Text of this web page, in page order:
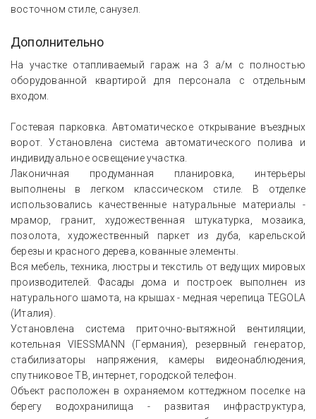
восточном стиле, санузел.
Дополнительно
На участке отапливаемый гараж на 3 а/м с полностью
оборудованной квартирой для персонала с отдельным
входом.
Гостевая парковка. Автоматическое открывание въездных
ворот. Установлена система автоматического полива и
индивидуальное освещение участка.
Лаконичная продуманная планировка, интерьеры
выполнены в легком классическом стиле. В отделке
использовались качественные натуральные материалы -
мрамор, гранит, художественная штукатурка, мозаика,
позолота, художественный паркет из дуба, карельской
березы и красного дерева, кованные элементы.
Вся мебель, техника, люстры и текстиль от ведущих мировых
производителей. Фасады дома и построек выполнен из
натурального шамота, на крышах - медная черепица TEGOLA
(Италия).
Установлена система приточно-вытяжной вентиляции,
котельная VIESSMANN (Германия), резервный генератор,
стабилизаторы напряжения, камеры видеонаблюдения,
спутниковое ТВ, интернет, городской телефон.
Объект расположен в охраняемом коттеджном поселке на
берегу водохранилища - развитая инфраструктура,